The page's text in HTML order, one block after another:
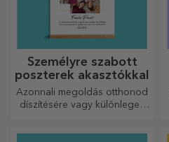
Személyre szabott
poszterek akasztókkal
Azonnali megoldás otthonod
díszítésére vagy különleges